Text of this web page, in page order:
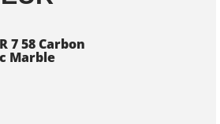
7 58 Carbon
Marble